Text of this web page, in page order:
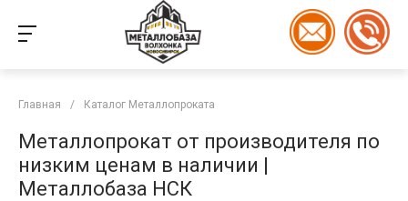
Главная / Каталог Металлопроката
Металлопрокат от производителя по
низким ценам в наличии |
Металлобаза НСК